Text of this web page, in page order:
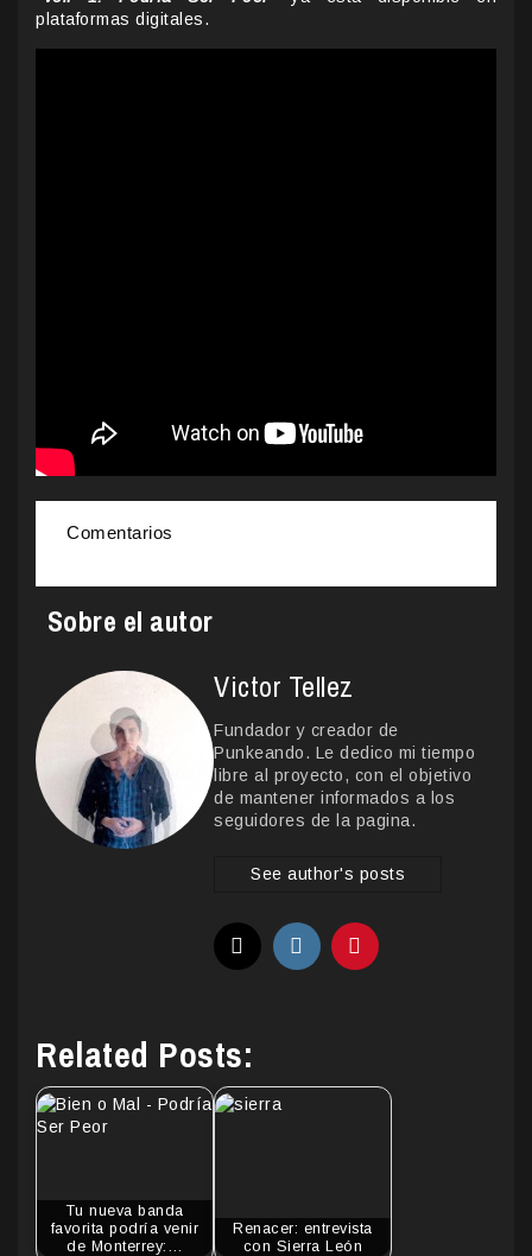
plataformas digitales.
Comentarios
Sobre el autor
Victor Tellez
Fundador y creador de
Punkeando. Le dedico mi tiempo
libre al proyecto, con el objetivo
de mantener informados a los
seguidores de la pagina.
See author's posts
Related Posts:
Tu nueva banda
favorita podría venir
de Monterrey:…
Renacer: entrevista
con Sierra León